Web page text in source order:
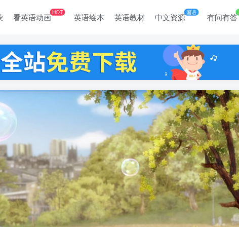
看英语动画HOT 英语绘本 英语教材 中文资源国语 有问有答